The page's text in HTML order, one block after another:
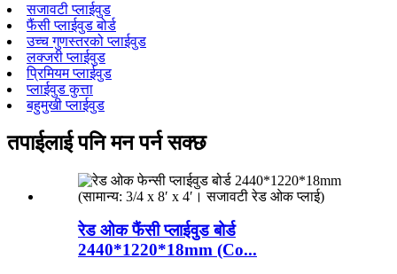
सजावटी प्लाईवुड
फैंसी प्लाईवुड बोर्ड
उच्च गुणस्तरको प्लाईवुड
लक्जरी प्लाईवुड
प्रिमियम प्लाईवुड
प्लाईवुड कुत्ता
बहुमुखी प्लाईवुड
तपाईलाई पनि मन पर्न सक्छ
रेड ओक फैंसी प्लाईवुड बोर्ड
2440*1220*18mm (Co...